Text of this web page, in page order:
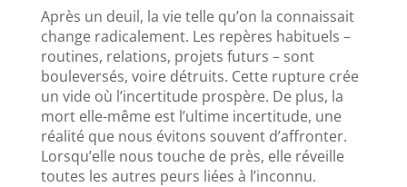
Après un deuil, la vie telle qu’on la connaissait
change radicalement. Les repères habituels –
routines, relations, projets futurs – sont
bouleversés, voire détruits. Cette rupture crée
un vide où l’incertitude prospère. De plus, la
mort elle-même est l’ultime incertitude, une
réalité que nous évitons souvent d’affronter.
Lorsqu’elle nous touche de près, elle réveille
toutes les autres peurs liées à l’inconnu.